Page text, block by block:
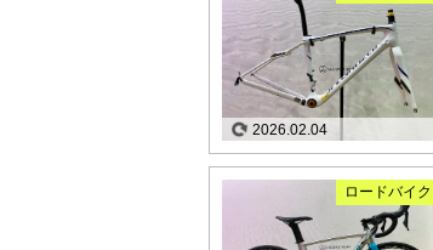
2026.02.04
ロードバイク